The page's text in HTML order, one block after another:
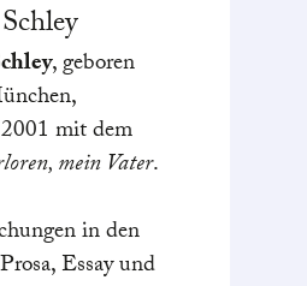
Schley
, geboren
mit dem
mein Vater.
in den
Essay und